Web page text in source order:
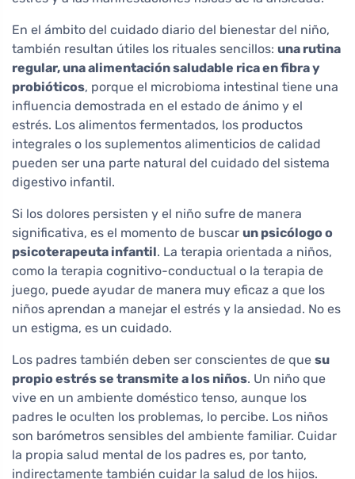
En el ámbito del cuidado diario del bienestar del niño,
también resultan útiles los rituales sencillos: una rutina
regular, una alimentación saludable rica en fibra y
probióticos, porque el microbioma intestinal tiene una
influencia demostrada en el estado de ánimo y el
estrés. Los alimentos fermentados, los productos
integrales o los suplementos alimenticios de calidad
pueden ser una parte natural del cuidado del sistema
digestivo infantil.
Si los dolores persisten y el niño sufre de manera
significativa, es el momento de buscar un psicólogo o
psicoterapeuta infantil. La terapia orientada a niños,
como la terapia cognitivo-conductual o la terapia de
juego, puede ayudar de manera muy eficaz a que los
niños aprendan a manejar el estrés y la ansiedad. No es
un estigma, es un cuidado.
Los padres también deben ser conscientes de que su
propio estrés se transmite a los niños. Un niño que
vive en un ambiente doméstico tenso, aunque los
padres le oculten los problemas, lo percibe. Los niños
son barómetros sensibles del ambiente familiar. Cuidar
la propia salud mental de los padres es, por tanto,
indirectamente también cuidar la salud de los hijos.